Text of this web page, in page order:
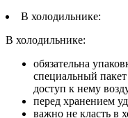
В холодильнике:
В холодильнике:
обязательна
специальный
доступ к нему
перед хранением
важно не класть в